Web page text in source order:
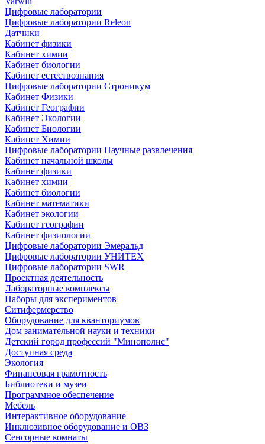
Цифровые лаборатории
Цифровые лаборатории Releon
Датчики
Кабинет физики
Кабинет химии
Кабинет биологии
Кабинет естествознания
Цифровые лаборатории Строникум
Кабинет Физики
Кабинет Географии
Кабинет Экологии
Кабинет Биологии
Кабинет Химии
Цифровые лаборатории Научные развлечения
Кабинет начальной школы
Кабинет физики
Кабинет химии
Кабинет биологии
Кабинет математики
Кабинет экологии
Кабинет географии
Кабинет физиологии
Цифровые лаборатории Эмеральд
Цифровые лаборатории УНИТЕХ
Цифровые лаборатории SWR
Проектная деятельность
Лабораторные комплексы
Наборы для экспериментов
Ситифермерство
Оборудование для кванториумов
Дом занимательной науки и техники
Детский город профессий "Минополис"
Доступная среда
Экология
Финансовая грамотность
Библиотеки и музеи
Программное обеспечение
Мебель
Интерактивное оборудование
Инклюзивное оборудование и ОВЗ
Cенсорные комнаты